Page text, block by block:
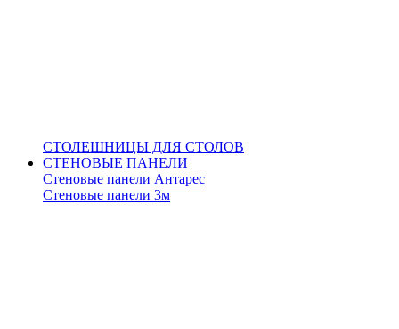
СТОЛЕШНИЦЫ ДЛЯ СТОЛОВ
СТЕНОВЫЕ ПАНЕЛИ
Стеновые панели Антарес
Стеновые панели 3м